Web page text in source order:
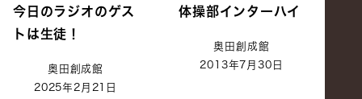
今日のラジオのゲス
トは生徒！
奥田創成館
2025年2月21日
体操部インターハイ
奥田創成館
2013年7月30日